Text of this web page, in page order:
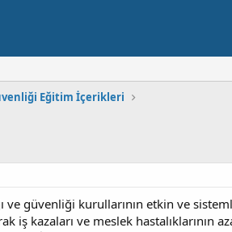
Eğitim İçerikleri
ve güvenliği kurullarının etkin ve
iş kazaları ve meslek hastalıklarının